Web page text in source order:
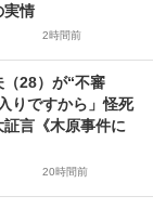
実情
2時間前
28）が“不審
りですから」怪死
言《木原事件に
20時間前